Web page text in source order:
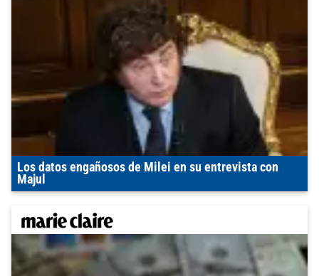
Los datos engañosos de Milei en su entrevista con
Majul